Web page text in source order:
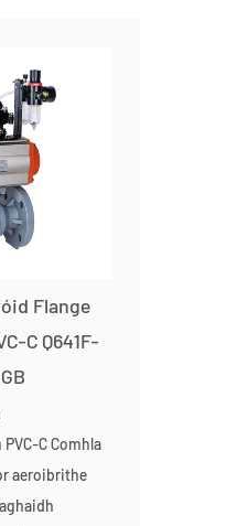
Flange
C Q641F-
C Comhla
aeroibrithe